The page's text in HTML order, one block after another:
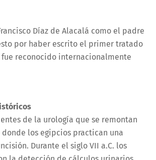
Díaz de Alacalá como el padre
por haber escrito el primer tratado
reconocido internacionalmente
de la urología que se remontan
donde los egipcios practican una
Durante el siglo VII a.C. los